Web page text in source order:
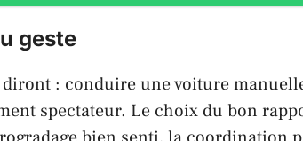
geste
: conduire une voiture
spectateur. Le choix du bon